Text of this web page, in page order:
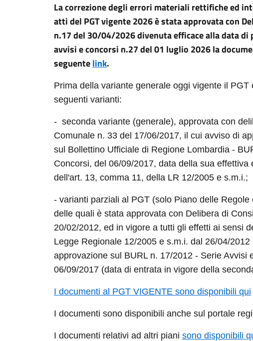
La correzione degli errori materiali rettifiche ed
atti del PGT vigente 2026 è stata approvata con
n.17 del 30/04/2026 divenuta efficace alla data di
avvisi e concorsi n.27 del 01 luglio 2026 la
seguentelink.
Prima della variante generale oggi vigente il
seguenti varianti:
- seconda variante (generale), approvata con
Comunale n. 33 del 17/06/2017, il cui avviso di
sul Bollettino Ufficiale di Regione Lombardia -
Concorsi, del 06/09/2017, data della sua effettiva
dell'art. 13, comma 11, della LR 12/2005 e s.m.i.;
- varianti parziali al PGT (solo Piano delle
delle quali è stata approvata con Delibera di
20/02/2012, ed in vigore a tutti gli effetti ai sensi
Legge Regionale 12/2005 e s.m.i. dal 26/04/
approvazione sul BURL n. 17/2012 - Serie Avvisi
06/09/2017 (data di entrata in vigore della
I documenti al PGT VIGENTE sono disponibili qui
I documenti sono disponibili anche sul portale
I documenti relativi ad altri piani sono disponibili